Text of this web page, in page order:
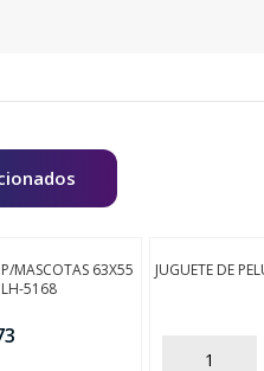
MASCOTAS 63X55
5168
JUGUETE DE
AÑADIR